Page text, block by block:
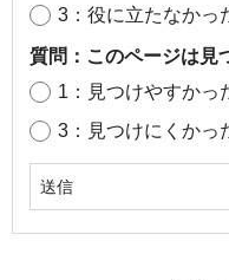
3：役に立たなかっ
質問：このページは見
1：見つけやすかっ
3：見つけにくかっ